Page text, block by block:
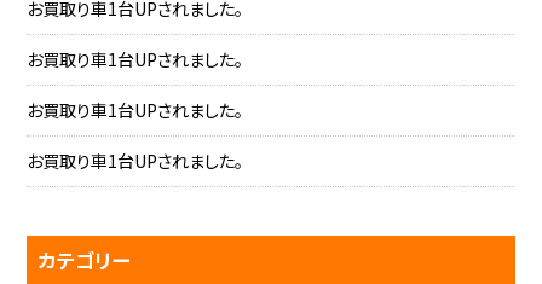
お買取り車1台UPされました。
お買取り車1台UPされました。
お買取り車1台UPされました。
お買取り車1台UPされました。
カテゴリー